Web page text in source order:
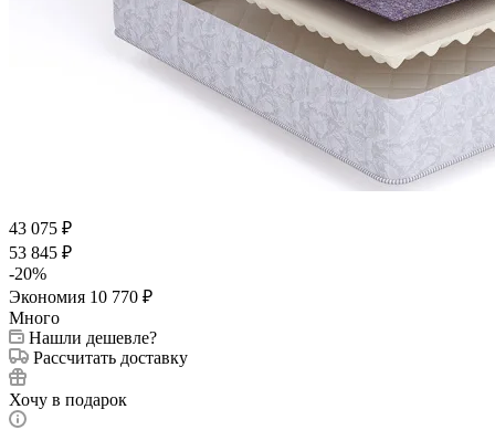
43 075 ₽
53 845 ₽
-20%
Экономия 10 770 ₽
Много
Нашли дешевле?
Рассчитать доставку
Хочу в подарок